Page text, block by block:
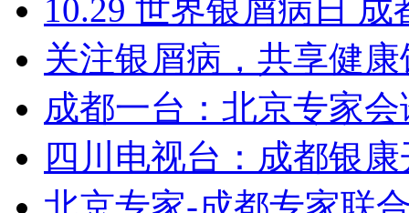
10.29 世界银屑病日
关注银屑病，共享健
成都一台：北京专家
四川电视台：成都银